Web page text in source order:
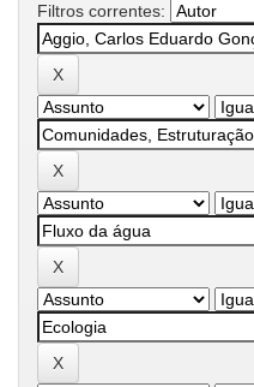
Filtros correntes: